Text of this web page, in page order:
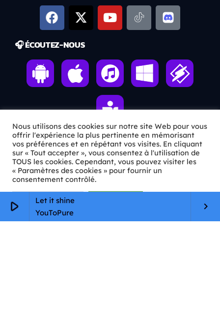
play_arrow
Let it shine
YouToPure
keyboard_arrow_right
🎧 ÉCOUTEZ-NOUS
ℹ️ INFOS PRATIQUES
✉️Contact
🦊Qui sommes-nous ?
📄
Mentions légales
Nous utilisons des cookies sur notre site Web pour vous
offrir l'expérience la plus pertinente en mémorisant
vos préférences et en répétant vos visites. En cliquant
sur « Tout accepter », vous consentez à l'utilisation de
TOUS les cookies. Cependant, vous pouvez visiter les
« Paramètres des cookies » pour fournir un
consentement contrôlé.
Paramètres Cookie